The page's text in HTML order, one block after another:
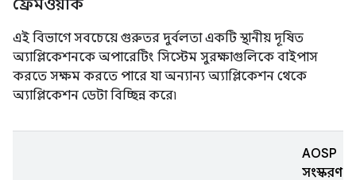
ফ্রেমওয়ার্ক
এই বিভাগে সবচেয়ে গুরুতর দুর্বলতা একটি স্থানীয় দূষিত
অ্যাপ্লিকেশনকে অপারেটিং সিস্টেম সুরক্ষাগুলিকে বাইপাস
করতে সক্ষম করতে পারে যা অন্যান্য অ্যাপ্লিকেশন থেকে
অ্যাপ্লিকেশন ডেটা বিচ্ছিন্ন করে৷
AOSP
সংস্করণ